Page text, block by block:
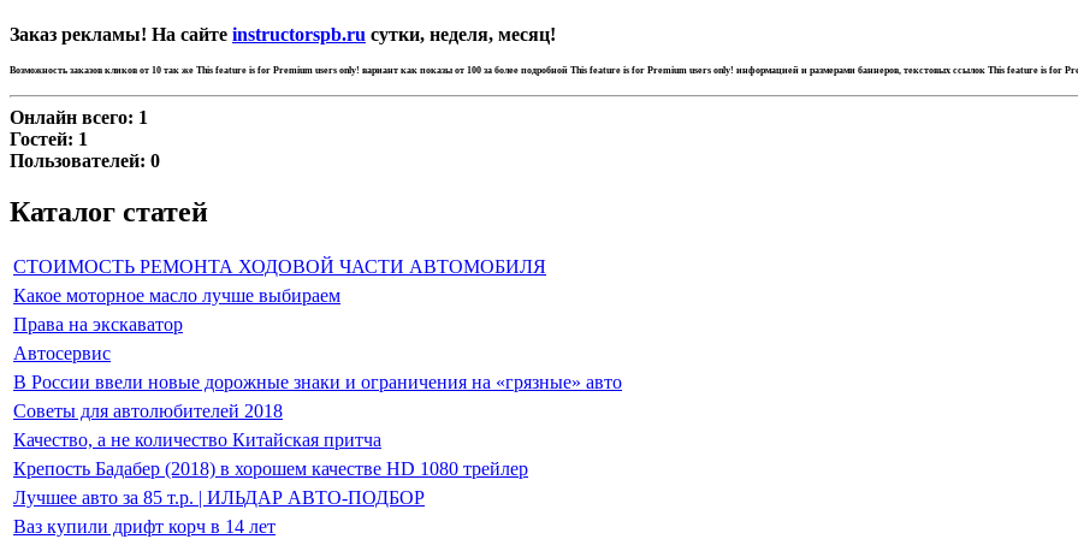
Заказ рекламы! На сайте instructorspb.ru сутки, неделя, месяц!
Возможность заказов кликов от 10 так же This feature is for Premium users only! вариант как показы от 100 за более подробной This feature is for Premium users only! информацией и размерами баннеров, текстовых ссылок This feature is for
Онлайн всего: 1
Гостей: 1
Пользователей: 0
Каталог статей
СТОИМОСТЬ РЕМОНТА ХОДОВОЙ ЧАСТИ АВТОМОБИЛЯ
Какое моторное масло лучше выбираем
Права на экскаватор
Автосервис
В России ввели новые дорожные знаки и ограничения на «грязные» авто
Советы для автолюбителей 2018
Качество, а не количество Китайская притча
Крепость Бадабер (2018) в хорошем качестве HD 1080 трейлер
Лучшее авто за 85 т.р. | ИЛЬДАР АВТО-ПОДБОР
Ваз купили дрифт корч в 14 лет